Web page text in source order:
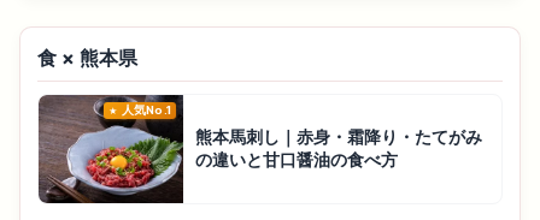
食 × 熊本県
人気No.1
熊本馬刺し｜赤身・霜降り・たてがみ
の違いと甘口醤油の食べ方